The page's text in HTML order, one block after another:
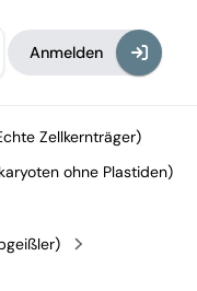
Anmelden
Zellkernträger)
ohne Plastiden)